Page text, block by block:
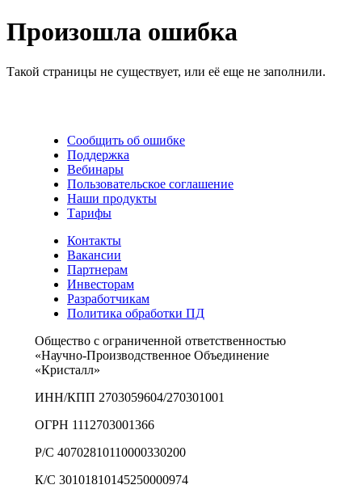
Произошла ошибка
Такой страницы не существует, или её еще не заполнили.
Сообщить об ошибке
Поддержка
Вебинары
Пользовательское соглашение
Наши продукты
Тарифы
Контакты
Вакансии
Партнерам
Инвесторам
Разработчикам
Политика обработки ПД
Общество с ограниченной ответственностью
«Научно-Производственное Объединение
«Кристалл»
ИНН/КПП 2703059604/270301001
ОГРН 1112703001366
Р/С 40702810110000330200
К/С 30101810145250000974